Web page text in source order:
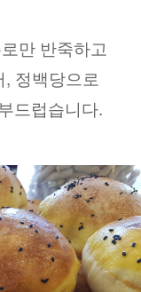
만 반죽하고
정백당으로
드럽습니다.